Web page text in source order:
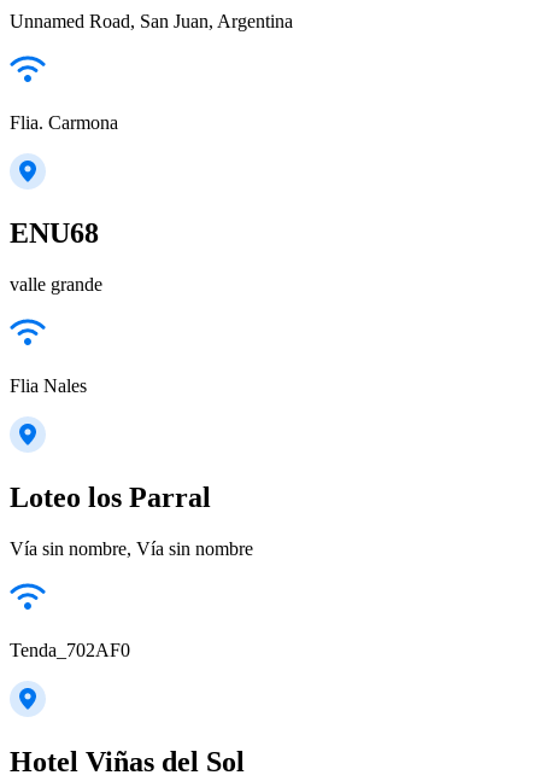
Unnamed Road, San Juan, Argentina
Flia. Carmona
ENU68
valle grande
Flia Nales
Loteo los Parral
Vía sin nombre, Vía sin nombre
Tenda_702AF0
Hotel Viñas del Sol